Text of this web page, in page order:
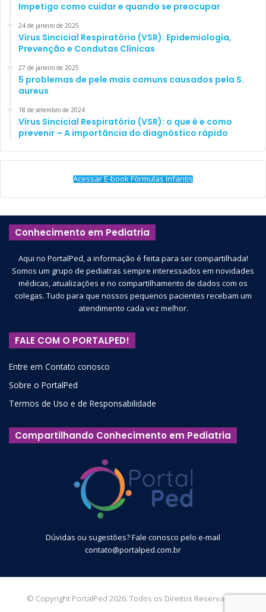
Impetigo como cuidar e quando se preocupar
24 de janeiro de 2025
Vírus Sincicial Respiratório (VSR): Epidemiologia,
Prevenção e Condutas Clínicas
27 de janeiro de 2025
5 problemas de pele mais comuns causados pela S.
aureus
18 de setembro de 2024
Vírus Sincicial Respiratório (VSR): o que é e como
prevenir – A importância do diagnóstico rápido
Acessar E-book Fórmulas Infantis
Conhecimento em Pediatria
Aqui no PortalPed, a informação é feita para ser compartilhada!
Somos um grupo de pediatras sempre interessados em novidades
médicas, atualizações e no compartilhamento de dados com os
colegas. Tudo para que nossos pequenos pacientes recebam um
atendimento cada vez melhor.
FALE COM O PORTALPED!
Entre em Contato conosco
Sobre o PortalPed
Termos de Uso e de Responsabilidade
Compartilhando Conhecimento em Pediatria
Dúvidas ou sugestões? Fale conosco pelo e-mail
contato@portalped.com.br
© Copyright PortalPed 2026. Todos os Direitos Reservados.